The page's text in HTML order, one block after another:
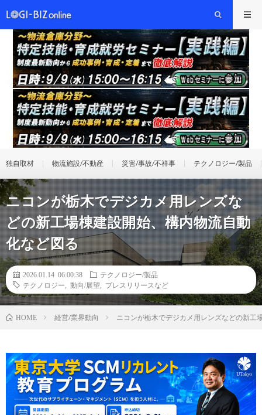
独自取材 物流施設/不動産 災害/事故/不祥事 テクノロジー/製品
ニコンが栃木でデジカメ用レンズな
どの新工場棟建設開始、構内物流自動
化など図る
2026.01.14 06:00:38
テクノロジー/製品
テクノロジー
動向/展望 プレスリリースなど
HOME 経営/業界動向 ニコンが栃木でデジカメ用レンズなどの新工